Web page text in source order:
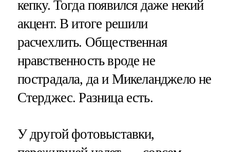
кепку. Тогда появился даже некий
акцент. В итоге решили
расчехлить. Общественная
нравственность вроде не
пострадала, да и Микеланджело не
Стерджес. Разница есть.
У другой фотовыставки,